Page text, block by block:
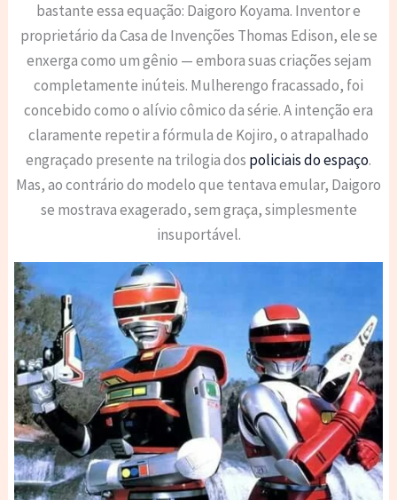
bastante essa equação: Daigoro Koyama. Inventor e
proprietário da Casa de Invenções Thomas Edison, ele se
enxerga como um gênio — embora suas criações sejam
completamente inúteis. Mulherengo fracassado, foi
concebido como o alívio cômico da série. A intenção era
claramente repetir a fórmula de Kojiro, o atrapalhado
engraçado presente na trilogia dos policiais do espaço.
Mas, ao contrário do modelo que tentava emular, Daigoro
se mostrava exagerado, sem graça, simplesmente
insuportável.